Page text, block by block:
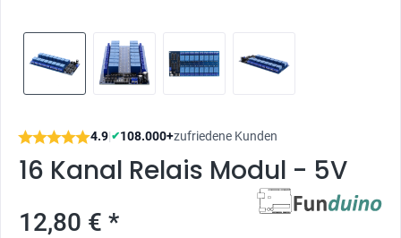
4.9|✔108.000+zufriedene Kunden
16 Kanal Relais Modul - 5V
12,80 € *